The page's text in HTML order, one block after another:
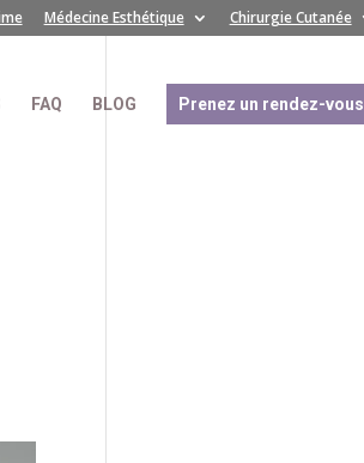
Médecine Esthétique Chirurgie Cutanée
FAQ BLOG Prenez un rendez-vous